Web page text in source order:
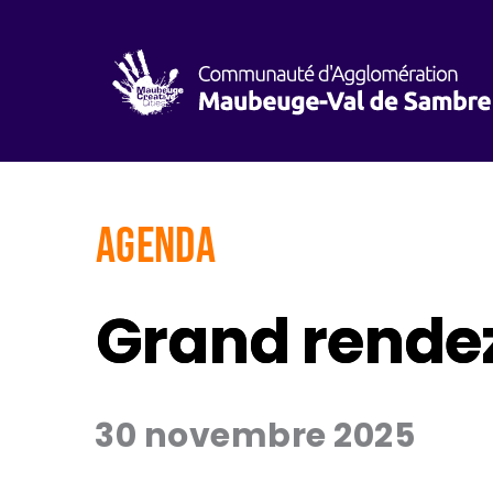
AGENDA
Grand
30 novembre 2025